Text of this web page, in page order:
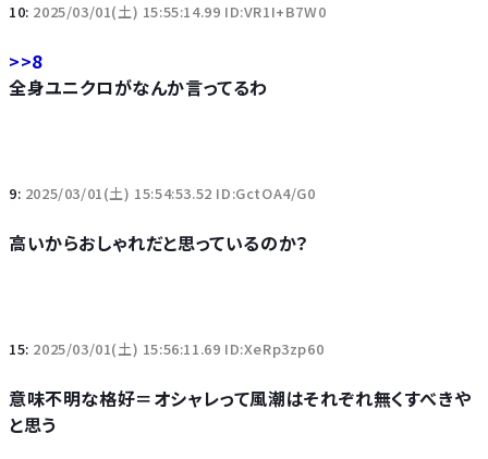
10: 2025/03/01(土) 15:55:14.99 ID:VR1I+B7W0
>>8
全身ユニクロがなんか言ってるわ
9: 2025/03/01(土) 15:54:53.52 ID:GctOA4/G0
高いからおしゃれだと思っているのか？
15: 2025/03/01(土) 15:56:11.69 ID:XeRp3zp60
意味不明な格好＝オシャレって風潮はそれぞれ無くすべきや
と思う